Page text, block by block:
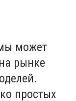
может
рынке
простых